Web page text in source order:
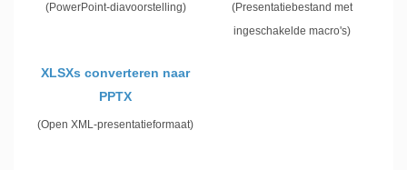
(PowerPoint-diavoorstelling)
(Presentatiebestand met
ingeschakelde macro's)
XLSXs converteren naar
PPTX
(Open XML-presentatieformaat)